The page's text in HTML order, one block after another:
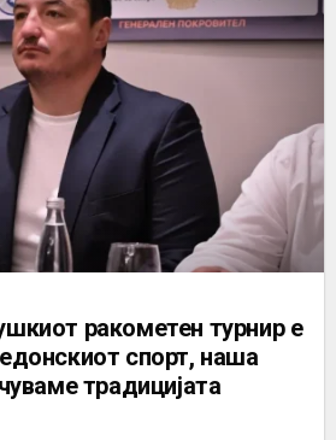
ракометен турнир е
спорт, наша
традицијата